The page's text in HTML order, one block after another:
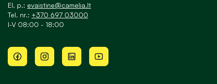
El. p.: evaistine@camelia.lt
Tel. nr.: +370 697 03000
I-V 08:00 - 18:00